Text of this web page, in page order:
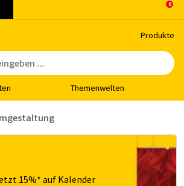
Pro­duk­te
The­men­wel­ten
15%* auf Kalender